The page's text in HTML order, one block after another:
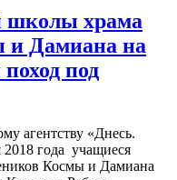
школы храма
и Дамиана на
под
агентству «Днесь.
года учащиеся
Космы и Дамиана